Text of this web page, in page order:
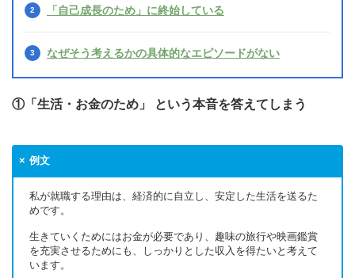
「自己成長のため」に終始している
なぜそう考えるかの具体的なエピソードがない
①「生活・お金のため」 という本音を答えてしまう
例文
私が就職する理由は、経済的に自立し、安定した生活を送るた
めです。
生きていくためにはお金が必要であり、趣味の旅行や映画鑑賞
を充実させるためにも、しっかりとした収入を得たいと考えて
います。